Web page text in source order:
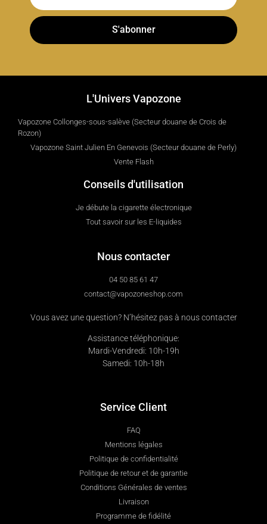
S'abonner
L'Univers Vapozone
Vapozone Collonges-sous-salève (Secteur douane de Crois de
Rozon)
Vapozone Saint Julien En Genevois (Secteur douane de Perly)
Vente Flash
Conseils d'utilisation
Je débute la cigarette électronique
Tout savoir sur les E-liquides
Nous contacter
04 50 85 61 47
contact@vapozoneshop.com
Vous avez une question? N’hésitez pas à nous contacter
Assistance téléphonique:
Mardi-Vendredi: 10h-19h
Samedi: 10h-18h
Service Client
FAQ
Mentions légales
Politique de confidentialité
Politique de retour et de garantie
Conditions Générales de ventes
Livraison
Programme de fidélité